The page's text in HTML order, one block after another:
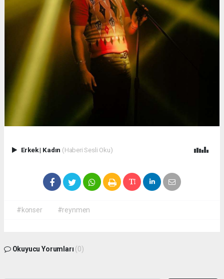
Erkek| Kadın (Haberi Sesli Oku)
#konser #reynmen
Okuyucu Yorumları (0)